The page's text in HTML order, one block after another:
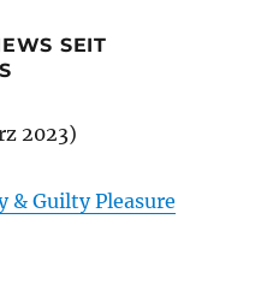
SEIT
2023)
& Guilty Pleasure